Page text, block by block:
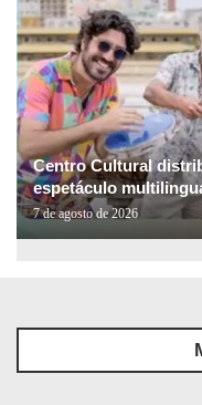
Centro Cultural
espetáculo
7 de agosto de 2026